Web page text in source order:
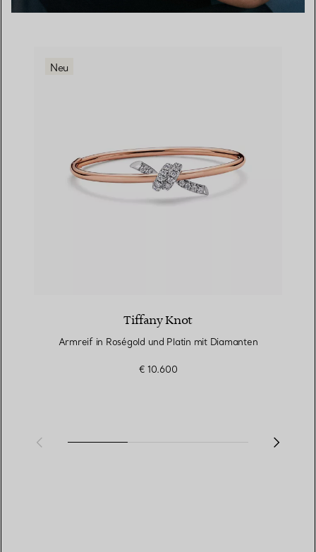
Neu
Tiffany Knot
Armreif in Roségold und Platin mit Diamanten
€ 10.600